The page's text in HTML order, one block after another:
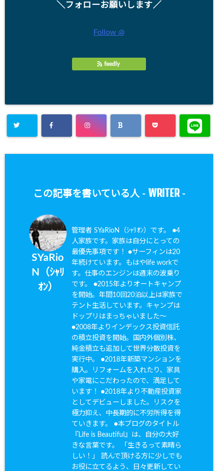
＼フォローお願いします／
Follow @
feedly
この記事を書いている人 - WRITER-
SYaRio
N（ｼｬﾘ
ｵﾝ）
管理者 SYaRioN（ｼｬﾘｵﾝ）です。 ●4
人家族です。家族は自分にとっての
最優先事項です！ ●サーフィンは20
年続けています。もはやlife workで
す。仕事のエンジンは週末の波乗り
です。 ●2015年よりオートキャンプ
を開始。年間10回20泊以上は家族で
テント生活しています。キャンプは
ドップリはまっちゃいました〜
●2008年よりインデックス投資信託
の積立投資を開始。国内外個別株、
純金積立も追加して世界分散投資を
実行中。 ●2018年新築マンションを
購入。リフォームを入れたり、家具
や家電にこだわったので、満足して
います！ ●2018年より不動産投資家
としてデビューしました。リスクを
極力抑え、中長期的に不労所得を得
ていきます。 ●本ブログのタイトル
『Life is Beautiful』は、自分の大好
きな言葉です。 「生きるって素晴ら
しい！」 読んで頂ける方に少しでも
お役に立てるよう、日々更新してい